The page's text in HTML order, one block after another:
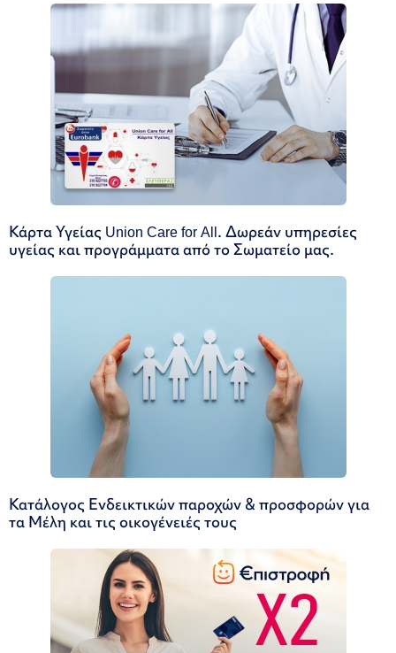
Κάρτα Υγείας Union Care for All. Δωρεάν υπηρεσίες
υγείας και προγράμματα από το Σωματείο μας.
Κατάλογος Ενδεικτικών παροχών & προσφορών για
τα Μέλη και τις οικογένειές τους